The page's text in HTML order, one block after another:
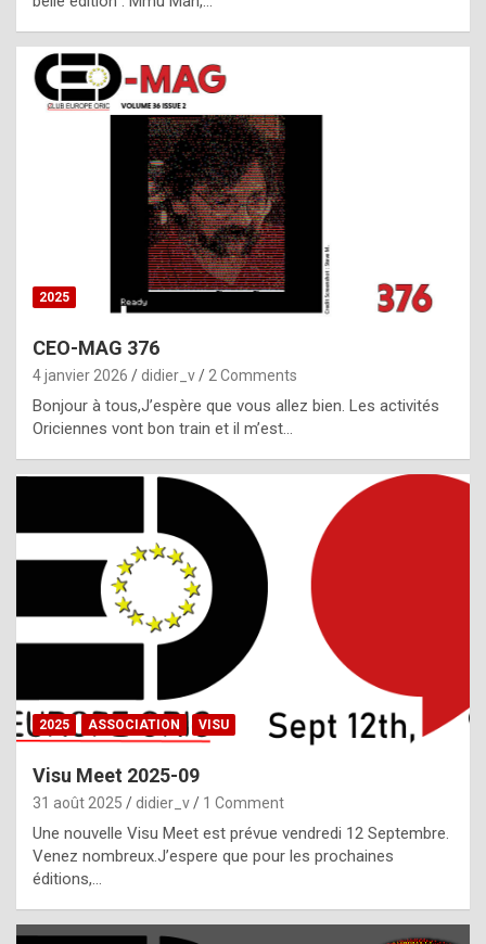
c
h
i
s
t
o
r
p
e
c
i
l
,
g
h
t
f
2025
CEO-MAG 376
4 janvier 2026 didier_v 2 Comments
Bonjour à tous,J’espère que vous allez bien. Les activités
Oriciennes vont bon train et il m’est…
2025 ASSOCIATION VISU
Visu Meet 2025-09
31 août 2025 didier_v 1 Comment
Une nouvelle Visu Meet est prévue vendredi 12 Septembre.
Venez nombreux.J’espere que pour les prochaines
éditions,…